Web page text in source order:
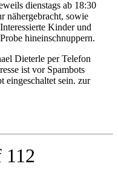
dienstags ab 18:30
nähergebracht, sowie
Kinder und
hineinschnuppern.
Dieterle per Telefon
ist vor Spambots
eingeschaltet sein. zur